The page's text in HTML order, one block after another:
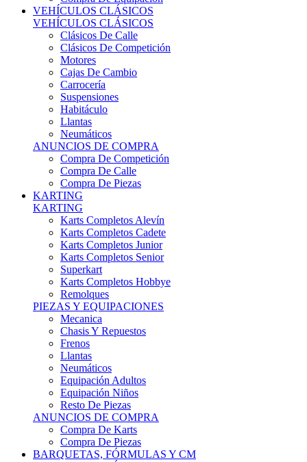
VEHÍCULOS CLÁSICOS
VEHÍCULOS CLÁSICOS
Clásicos De Calle
Clásicos De Competición
Motores
Cajas De Cambio
Carrocería
Suspensiones
Habitáculo
Llantas
Neumáticos
ANUNCIOS DE COMPRA
Compra De Competición
Compra De Calle
Compra De Piezas
KARTING
KARTING
Karts Completos Alevín
Karts Completos Cadete
Karts Completos Junior
Karts Completos Senior
Superkart
Karts Completos Hobbye
Remolques
PIEZAS Y EQUIPACIONES
Mecanica
Chasis Y Repuestos
Frenos
Llantas
Neumáticos
Equipación Adultos
Equipación Niños
Resto De Piezas
ANUNCIOS DE COMPRA
Compra De Karts
Compra De Piezas
BARQUETAS, FÓRMULAS Y CM